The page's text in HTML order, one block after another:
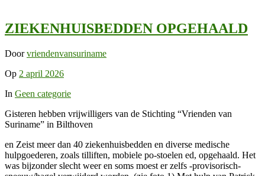
ZIEKENHUISBEDDEN OPGEHAALD
Doorvriendenvansuriname
Op 2 april 2026
In Geen categorie
Gisteren hebben vrijwilligers van de Stichting “Vrienden van
Suriname” in Bilthoven
en Zeist meer dan 40 ziekenhuisbedden en diverse medische
hulpgoederen, zoals tilliften, mobiele po-stoelen ed, opgehaald. Het
was bijzonder slecht weer en soms moest er zelfs -provisorisch-